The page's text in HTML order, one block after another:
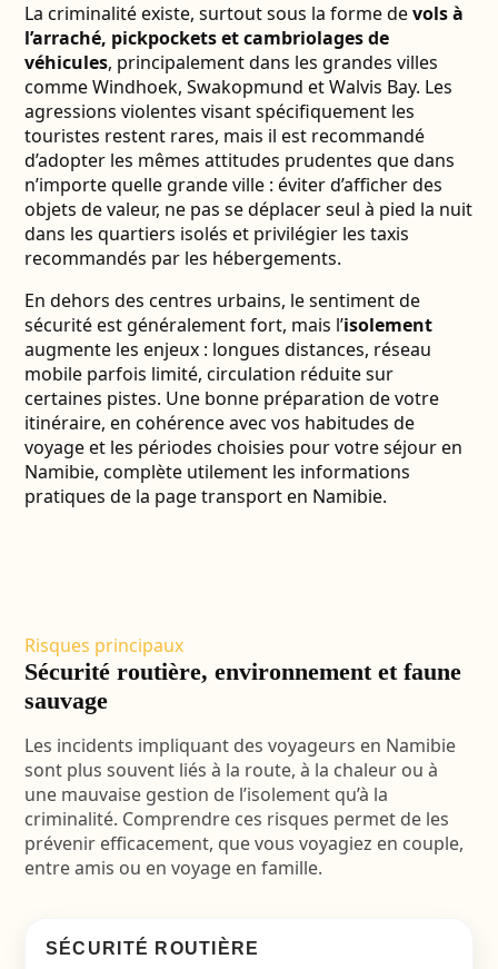
La criminalité existe, surtout sous la forme devols à
l’arraché, pickpockets et cambriolages de
véhicules, principalement dans les grandes villes
comme Windhoek, Swakopmund et Walvis Bay. Les
agressions violentes visant spécifiquement les
touristes restent rares, mais il est recommandé
d’adopter les mêmes attitudes prudentes que dans
n’importe quelle grande ville : éviter d’afficher des
objets de valeur, ne pas se déplacer seul à pied la nuit
dans les quartiers isolés et privilégier les taxis
recommandés par les hébergements.
En dehors des centres urbains, le sentiment de
sécurité est généralement fort, mais l’isolement
augmente les enjeux : longues distances, réseau
mobile parfois limité, circulation réduite sur
certaines pistes. Une bonne préparation de votre
itinéraire, en cohérence avec vos habitudes de
voyage et les périodes choisies pour votre séjour en
Namibie, complète utilement les informations
pratiques de la pagetransport en Namibie.
Risques principaux
Sécurité routière, environnement et faune
sauvage
Les incidents impliquant des voyageurs en Namibie
sont plus souvent liés à la route, à la chaleur ou à
une mauvaise gestion de l’isolement qu’à la
criminalité. Comprendre ces risques permet de les
prévenir efficacement, que vous voyagiez en couple,
entre amis ou en voyage en famille.
SÉCURITÉ ROUTIÈRE